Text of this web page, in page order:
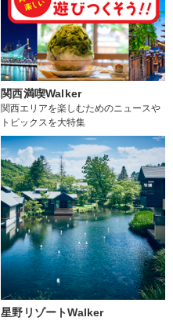
関西満喫Walker
関西エリアを楽しむためのニュースや
トピックスを大特集
星野リゾートWalker